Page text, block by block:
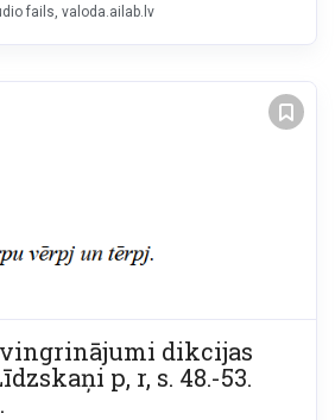
fails valoda.ailab.lv
dikcijas
p, r, s. 48.-53.